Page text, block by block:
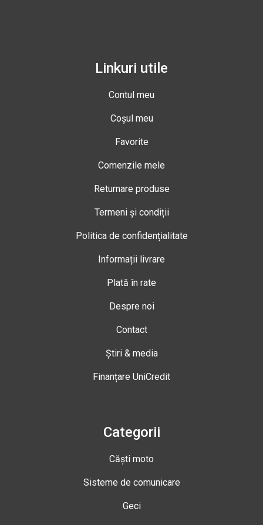
Linkuri utile
Contul meu
Coșul meu
Favorite
Comenzile mele
Returnare produse
Termeni și condiții
Politica de confidențialitate
Informații livrare
Plată în rate
Despre noi
Contact
Știri & media
Finanțare UniCredit
Categorii
Căști moto
Sisteme de comunicare
Geci